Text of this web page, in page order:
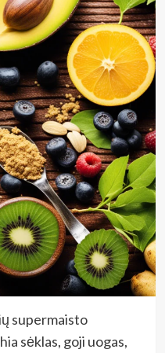
supermaisto
sėklas, goji uogas,